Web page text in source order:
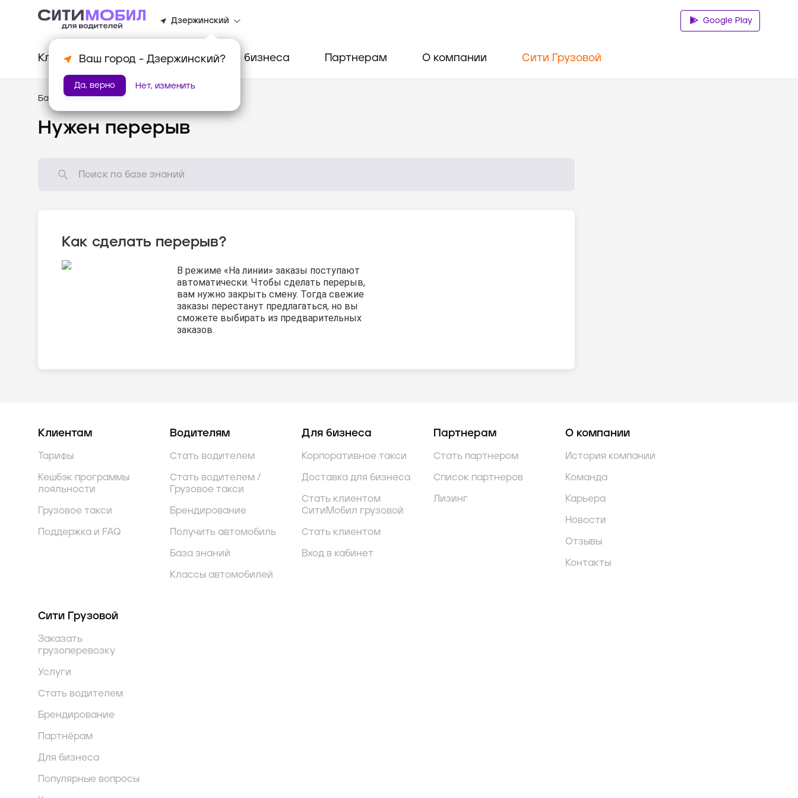
Дзержинский
Ваш город - Дзержинский?
Да, верно Нет, изменить
Google Play
Клиентам Водителям Для бизнеса Партнерам О компании Сити Грузовой
База знаний /Популярные вопросы
Нужен перерыв
Как сделать перерыв?
В режиме «На линии» заказы поступают
автоматически. Чтобы сделать перерыв,
вам нужно закрыть смену. Тогда свежие
заказы перестанут предлагаться, но вы
сможете выбирать из предварительных
заказов.
Клиентам
Тарифы
Кешбэк программы
лояльности
Грузовое такси
Поддержка и FAQ
Водителям
Стать водителем
Стать водителем /
Грузовое такси
Брендирование
Получить автомобиль
База знаний
Классы автомобилей
Для бизнеса
Корпоративное такси
Доставка для бизнеса
Стать клиентом
СитиМобил грузовой
Стать клиентом
Вход в кабинет
Партнерам
Стать партнером
Список партнеров
Лизинг
О компании
История компании
Команда
Карьера
Новости
Отзывы
Контакты
Сити Грузовой
Заказать
грузоперевозку
Услуги
Стать водителем
Брендирование
Партнёрам
Для бизнеса
Популярные вопросы